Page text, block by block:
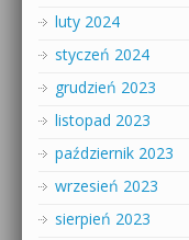
luty 2024
styczeń 2024
grudzień 2023
listopad 2023
październik 2023
wrzesień 2023
sierpień 2023